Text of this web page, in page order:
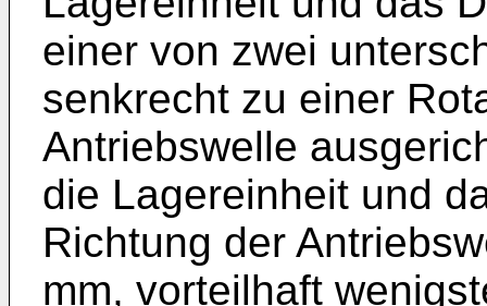
einer von zwei
senkrecht zu einer
Antriebswelle
die Lagereinheit und
Richtung der
mm, vorteilhaft